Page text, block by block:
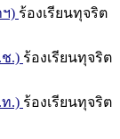
) ร้องเรียนทุจริต
.) ร้องเรียนทุจริต
.) ร้องเรียนทุจริต